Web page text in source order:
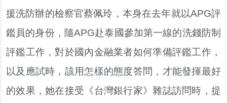
援洗防辦的檢察官蔡佩玲，本身在去年就以APG評
鑑員的身份，隨APG赴泰國參加第一線的洗錢防制
評鑑工作，對於國內金融業者如何準備評鑑工作，
以及應試時，該用怎樣的態度答問，才能發揮最好
的效果，她在接受《台灣銀行家》雜誌訪問時，提